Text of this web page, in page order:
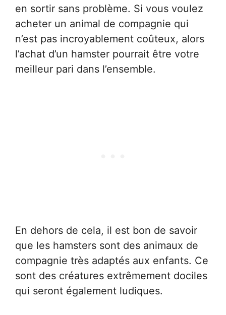
en sortir sans problème. Si vous voulez
acheter un animal de compagnie qui
n’est pas incroyablement coûteux, alors
l’achat d’un hamster pourrait être votre
meilleur pari dans l’ensemble.
En dehors de cela, il est bon de savoir
que les hamsters sont des animaux de
compagnie très adaptés aux enfants. Ce
sont des créatures extrêmement dociles
qui seront également ludiques.